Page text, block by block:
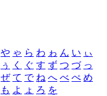
や ゃ ら わ ゎ ん い ぃ
ぅ く ぐ す ず つ づ っ
ぜ て で ね へ べ ぺ め
も よ ょ ろ を